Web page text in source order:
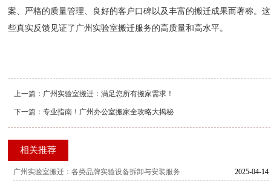
案、严格的质量管理、良好的客户口碑以及丰富的搬迁成果而著称。这
些真实反馈见证了广州实验室搬迁服务的高质量和高水平。
上一篇： 广州实验室搬迁：满足您所有搬家需求！
下一篇：专业指南！广州办公室搬家全攻略大揭秘
相关推荐
2025-04-14
广州实验室搬迁：各类品牌实验设备拆卸与安装服务